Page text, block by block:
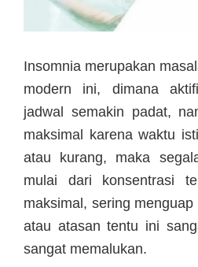
Insomnia merupakan
modern ini, dimana
jadwal semakin padat,
maksimal karena waktu
atau kurang, maka
mulai dari konsentrasi
maksimal, sering
atau atasan tentu ini
sangat memalukan.